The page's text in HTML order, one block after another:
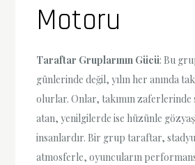
Motoru
Taraftar Gruplarının Gücü: Bu
günlerinde değil, yılın her anında
olurlar. Onlar, takımın zaferlerinde
atan, yenilgilerde ise hüzünle
insanlardır. Bir grup taraftar,
atmosferle, oyuncuların